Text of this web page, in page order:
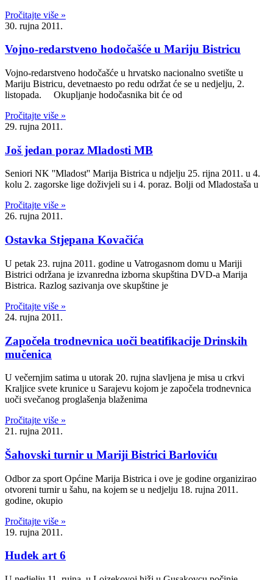
Pročitajte više »
30. rujna 2011.
Vojno-redarstveno hodočašće u Mariju Bistricu
Vojno-redarstveno hodočašće u hrvatsko nacionalno svetište u
Mariju Bistricu, devetnaesto po redu održat će se u nedjelju, 2.
listopada. Okupljanje hodočasnika bit će od
Pročitajte više »
29. rujna 2011.
Još jedan poraz Mladosti MB
Seniori NK ''Mladost'' Marija Bistrica u ndjelju 25. rijna 2011. u 4.
kolu 2. zagorske lige doživjeli su i 4. poraz. Bolji od Mladostaša u
Pročitajte više »
26. rujna 2011.
Ostavka Stjepana Kovačića
U petak 23. rujna 2011. godine u Vatrogasnom domu u Mariji
Bistrici održana je izvanredna izborna skupština DVD-a Marija
Bistrica. Razlog sazivanja ove skupštine je
Pročitajte više »
24. rujna 2011.
Započela trodnevnica uoči beatifikacije Drinskih
mučenica
U večernjim satima u utorak 20. rujna slavljena je misa u crkvi
Kraljice svete krunice u Sarajevu kojom je započela trodnevnica
uoči svečanog proglašenja blaženima
Pročitajte više »
21. rujna 2011.
Šahovski turnir u Mariji Bistrici Barloviću
Odbor za sport Općine Marija Bistrica i ove je godine organizirao
otvoreni turnir u šahu, na kojem se u nedjelju 18. rujna 2011.
godine, okupio
Pročitajte više »
19. rujna 2011.
Hudek art 6